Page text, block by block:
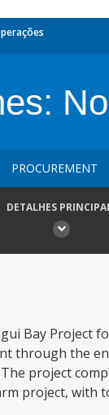
PROCUREMENT
DETALHES
Bay Project
through the
project
project, with